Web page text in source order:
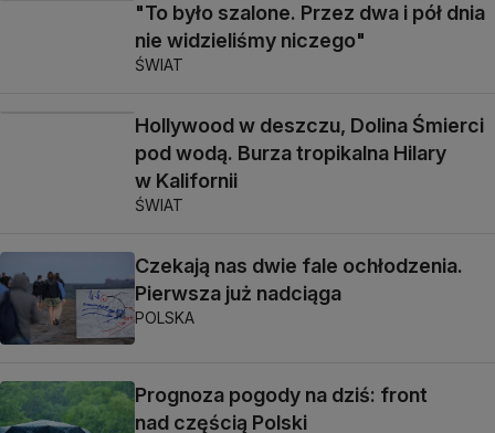
"To było szalone. Przez dwa i pół dnia
nie widzieliśmy niczego"
ŚWIAT
Hollywood w deszczu, Dolina Śmierci
pod wodą. Burza tropikalna Hilary
w Kalifornii
ŚWIAT
Czekają nas dwie fale ochłodzenia.
Pierwsza już nadciąga
POLSKA
Prognoza pogody na dziś: front
nad częścią Polski